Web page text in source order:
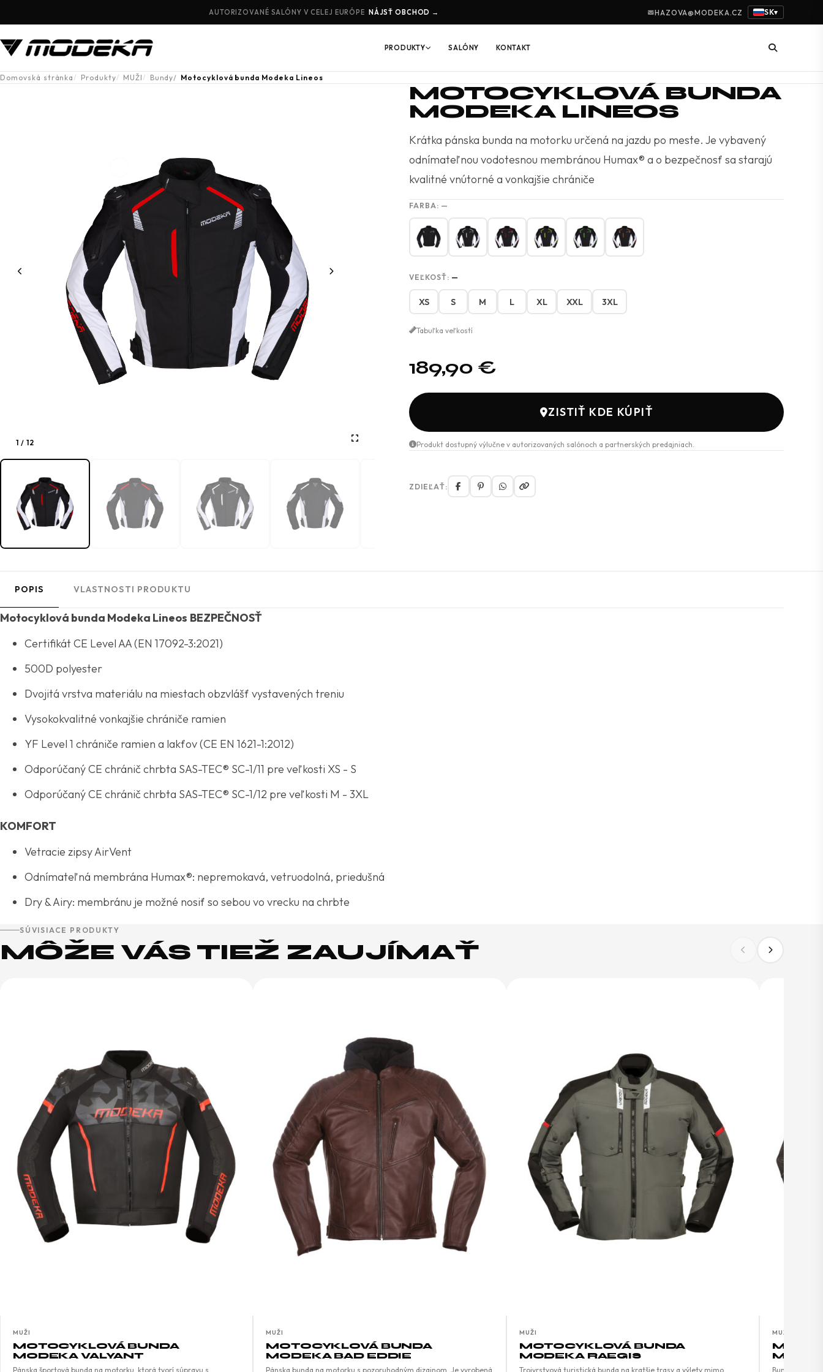
AUTORIZOVANÉ SALÓNY V CELEJ EURÓPE NÁJSŤ OBCHOD → HAZOVA@MODEKA.CZ SK▾
PRODUKTY SALÓNY KONTAKT
Domovská stránka Produkty MUŽI Bundy Motocyklová bunda Modeka Lineos
1 / 12
MOTOCYKLOVÁ BUNDA
MODEKA LINEOS
Krátka pánska bunda na motorku určená na jazdu po meste. Je vybavený
odnímateľnou vodotesnou membránou Humax® a o bezpečnosť sa starajú
kvalitné vnútorné a vonkajšie chrániče
FARBA: —
VEĽKOSŤ: —
XS S M L XL XXL 3XL
Tabuľka veľkostí
189,90 €
ZISTIŤ KDE KÚPIŤ
Produkt dostupný výlučne v autorizovaných salónoch a partnerských predajniach.
ZDIEĽAŤ:
POPIS VLASTNOSTI PRODUKTU
Motocyklová bunda Modeka Lineos BEZPEČNOSŤ
Certifikát CE Level AA (EN 17092-3:2021)
500D polyester
Dvojitá vrstva materiálu na miestach obzvlášť vystavených treniu
Vysokokvalitné vonkajšie chrániče ramien
YF Level 1 chrániče ramien a lakťov (CE EN 1621-1:2012)
Odporúčaný CE chránič chrbta SAS-TEC® SC-1/11 pre veľkosti XS - S
Odporúčaný CE chránič chrbta SAS-TEC® SC-1/12 pre veľkosti M - 3XL
KOMFORT
Vetracie zipsy AirVent
Odnímateľná membrána Humax®: nepremokavá, vetruodolná, priedušná
Dry & Airy: membránu je možné nosiť so sebou vo vrecku na chrbte
SÚVISIACE PRODUKTY
MÔŽE VÁS TIEŽ ZAUJÍMAŤ
MUŽI
MOTOCYKLOVÁ BUNDA
MODEKA VALYANT
Pánska športová bunda na motorku, ktorá tvorí súpravu s
MUŽI
MOTOCYKLOVÁ BUNDA
MODEKA BAD EDDIE
Pánska bunda na motorku s pozoruhodným dizajnom. Je vyrobená
MUŽI
MOTOCYKLOVÁ BUNDA
MODEKA RAEGIS
Trojvrstvová turistická bunda na kratšie trasy a výlety mimo
MUŽI
Bunda na